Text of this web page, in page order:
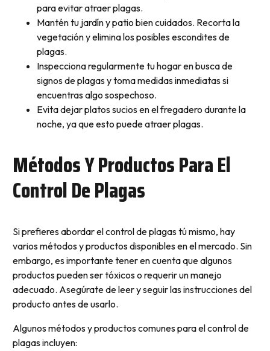
para evitar atraer plagas.
Mantén tu jardín y patio bien cuidados. Recorta la
vegetación y elimina los posibles escondites de
plagas.
Inspecciona regularmente tu hogar en busca de
signos de plagas y toma medidas inmediatas si
encuentras algo sospechoso.
Evita dejar platos sucios en el fregadero durante la
noche, ya que esto puede atraer plagas.
Métodos Y Productos Para El
Control De Plagas
Si prefieres abordar el control de plagas tú mismo, hay
varios métodos y productos disponibles en el mercado. Sin
embargo, es importante tener en cuenta que algunos
productos pueden ser tóxicos o requerir un manejo
adecuado. Asegúrate de leer y seguir las instrucciones del
producto antes de usarlo.
Algunos métodos y productos comunes para el control de
plagas incluyen: